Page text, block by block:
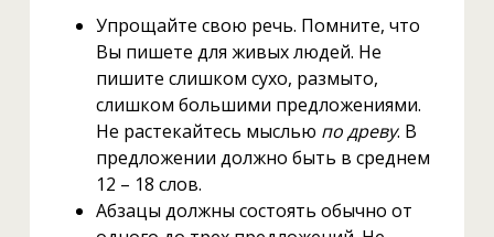
Упрощайте свою речь. Помните, что
Вы пишете для живых людей. Не
пишите слишком сухо, размыто,
слишком большими предложениями.
Не растекайтесь мыслью по древу. В
предложении должно быть в среднем
12 – 18 слов.
Абзацы должны состоять обычно от